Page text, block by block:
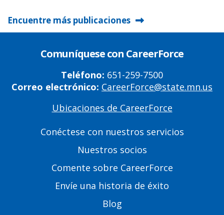
Encuentre más publicaciones
Comuníquese con CareerForce
Teléfono: 651-259-7500
Correo electrónico: CareerForce@state.mn.us
Ubicaciones de CareerForce
Conéctese con nuestros servicios
Nuestros socios
Comente sobre CareerForce
Envíe una historia de éxito
Blog